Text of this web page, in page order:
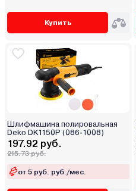
Купить
Шлифмашина полировальная
Deko DK1150P (086-1008)
197.92 руб.
215.73 руб.
от 5 руб. руб./мес.